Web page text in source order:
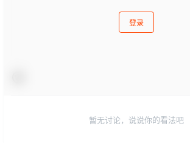
登录
暂无讨论，说说你的看法吧